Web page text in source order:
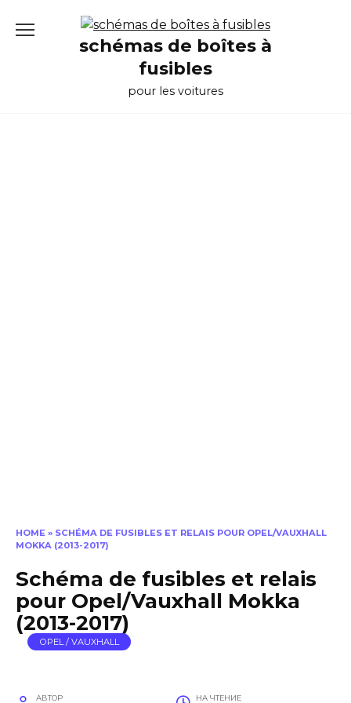
содержаниюschémas de boîtes à
fusibles
pour les voitures
HOME » SCHÉMA DE FUSIBLES ET RELAIS POUR OPEL/VAUXHALL
MOKKA (2013-2017)
Schéma de fusibles et relais
pour Opel/Vauxhall Mokka
(2013-2017)
OPEL / VAUXHALL
АВТОР НА ЧТЕНИЕ